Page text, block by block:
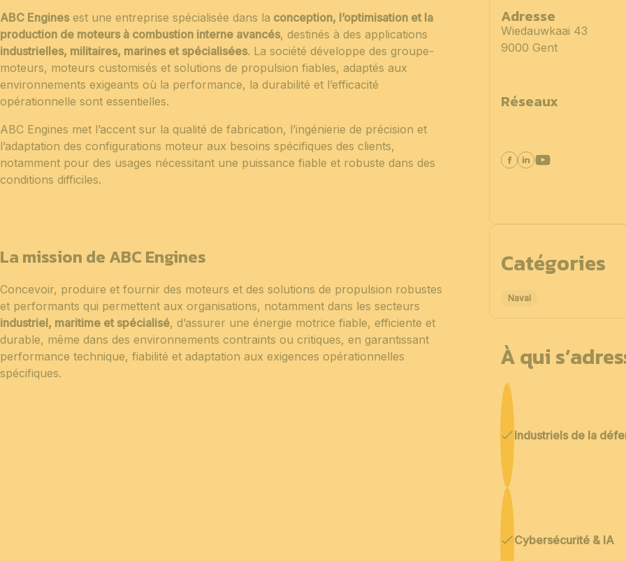
ABC Enginesest une entreprise spécialisée dans la conception, l’optimisation et la
production de moteurs à combustion interne avancés, destinés à des applications
industrielles, militaires, marines et spécialisées. La société développe des groupe-
moteurs, moteurs customisés et solutions de propulsion fiables, adaptés aux
environnements exigeants où la performance, la durabilité et l’efficacité
opérationnelle sont essentielles.
ABC Engines met l’accent sur la qualité de fabrication, l’ingénierie de précision et
l’adaptation des configurations moteur aux besoins spécifiques des clients,
notamment pour des usages nécessitant une puissance fiable et robuste dans des
conditions difficiles.
La mission de ABC Engines
Concevoir, produire et fournir des moteurs et des solutions de propulsion robustes
et performants qui permettent aux organisations, notamment dans les secteurs
industriel, maritime et spécialisé, d’assurer une énergie motrice fiable, efficiente et
durable, même dans des environnements contraints ou critiques, en garantissant
performance technique, fiabilité et adaptation aux exigences opérationnelles
spécifiques.
Adresse
Wiedauwkaai 43
9000 Gent
Réseaux
Catégories
Naval
À qui
Industriels de la
Cybersécurité & IA